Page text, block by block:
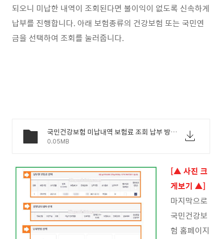
되오니 미납한 내역이 조회된다면 불이익이 없도록 신속하게
납부를 진행합니다. 아래 보험종류의 건강보험 또는 국민연
금을 선택하여 조회를 눌러줍니다.
국민건강보험 미납내역 보험료 조회 납부 방법 - 04.jpg
0.05MB
[▲ 사진 크
게보기 ▲]
마지막으로
국민건강보
험 홈페이지